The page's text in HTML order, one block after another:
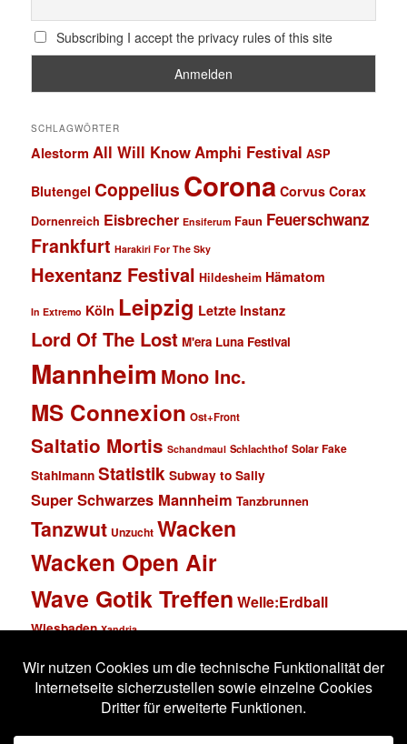
Subscribing I accept the privacy rules of this site
SCHLAGWÖRTER
Alestorm All Will KnowAmphi Festival ASP
Blutengel Coppelius Corona Corvus Corax
Dornenreich Eisbrecher Ensiferum Faun Feuerschwanz
Frankfurt Harakiri For The Sky
Hexentanz Festival Hildesheim Hämatom
In Extremo Köln Leipzig Letzte Instanz
Lord Of The Lost M'era Luna Festival
Mannheim Mono Inc.
MS Connexion Ost+Front
Saltatio Mortis Schandmaul Schlachthof Solar Fake
Stahlmann Statistik Subway to Sally
Super Schwarzes Mannheim Tanzbrunnen
Tanzwut Unzucht Wacken
Wacken Open Air
Wave Gotik Treffen Welle:Erdball
Wiesbaden Xandria
Impressum